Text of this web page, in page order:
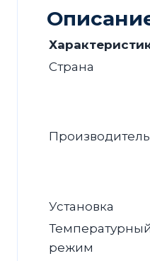
Страна
Производитель
Установка
Температурный
режим